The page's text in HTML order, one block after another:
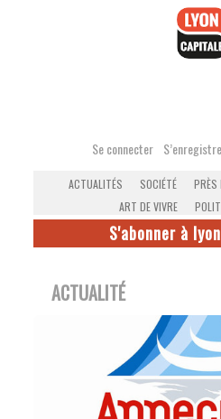
Se connecter
ACTUALITÉS SOCIÉTÉ PRÈS
ART DE VIVRE
S'abonner à
ACTUALITÉ